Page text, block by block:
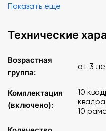
Показать еще
Технические
Возрастная
группа:
от 3
Комплектация
(включено):
10
10